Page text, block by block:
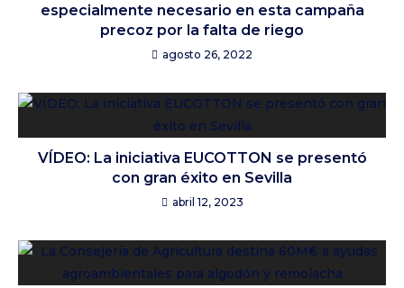
especialmente necesario en esta campaña
precoz por la falta de riego
agosto 26, 2022
VÍDEO: La iniciativa EUCOTTON se presentó
con gran éxito en Sevilla
abril 12, 2023